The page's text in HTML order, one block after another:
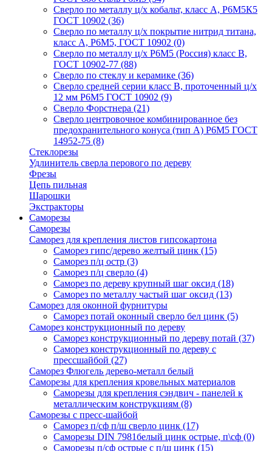
Сверло по металлу ц/х кобальт, класс А, Р6М5К5
ГОСТ 10902 (36)
Сверло по металлу ц/х покрытие нитрид титана,
класс А, Р6М5, ГОСТ 10902 (0)
Сверло по металлу ц/х Р6М5 (Россия) класс В,
ГОСТ 10902-77 (88)
Сверло по стеклу и керамике (36)
Сверло средней серии класс В, проточенный ц/х
12 мм Р6М5 ГОСТ 10902 (9)
Сверло Форстнера (21)
Сверло центровочное комбинированное без
предохранительного конуса (тип А) Р6М5 ГОСТ
14952-75 (8)
Стеклорезы
Удлинитель сверла перового по дереву
Фрезы
Цепь пильная
Шарошки
Экстракторы
Саморезы
Саморезы
Саморез для крепления листов гипсокартона
Саморез гипс/дерево желтый цинк (15)
Саморез п/ц остр (3)
Саморез п/ц сверло (4)
Саморез по дереву крупный шаг оксид (18)
Саморез по металлу частый шаг оксид (13)
Саморез для оконной фурнитуры
Саморез потай оконный сверло бел цинк (5)
Саморез конструкционный по дереву
Саморез конструкционный по дереву потай (37)
Саморез конструкционный по дереву с
прессшайбой (27)
Саморез Флюгель дерево-металл белый
Саморезы для крепления кровельных материалов
Саморезы для крепления сэндвич - панелей к
металлическим конструкциям (8)
Саморезы с пресс-шайбой
Саморез п/сф п/ш сверло цинк (17)
Саморезы DIN 7981белый цинк острые, п\сф (0)
Саморезы п/сф острые с п/ш цинк (15)